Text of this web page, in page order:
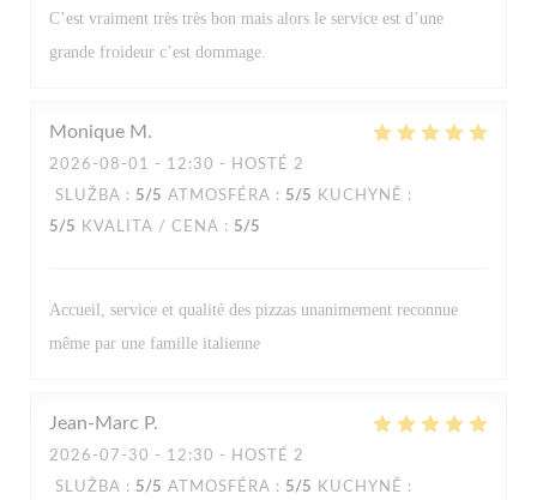
C’est vraiment très très bon mais alors le service est d’une
grande froideur c’est dommage.
Monique M
2026-08-01 - 12:30 - HOSTÉ 2
SLUŽBA : 5/5 ATMOSFÉRA : 5/5 KUCHYNĚ :
5/5 KVALITA / CENA : 5/5
Accueil, service et qualité des pizzas unanimement reconnue
même par une famille italienne
Jean-Marc P
2026-07-30 - 12:30 - HOSTÉ 2
SLUŽBA : 5/5 ATMOSFÉRA : 5/5 KUCHYNĚ :